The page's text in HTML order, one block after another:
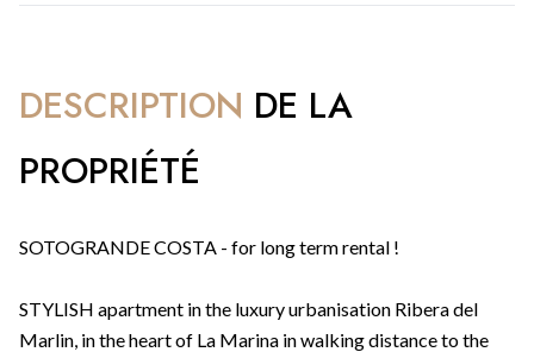
DESCRIPTION DE LA
PROPRIÉTÉ
SOTOGRANDE COSTA - for long term rental !
STYLISH apartment in the luxury urbanisation Ribera del
Marlin, in the heart of La Marina in walking distance to the